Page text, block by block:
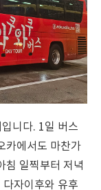
니다. 1일 버스
카에서도 마찬가
침 일찍부터 저녁
자이후와 유후